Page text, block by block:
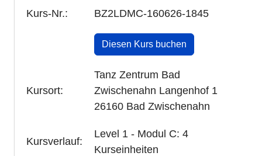
Kurs-Nr.: BZ2LDMC-160626-1845
Diesen Kurs buchen
Kursort:
Tanz Zentrum Bad
Zwischenahn Langenhof 1
26160 Bad Zwischenahn
Kursverlauf:
Level 1 - Modul C: 4
Kurseinheiten